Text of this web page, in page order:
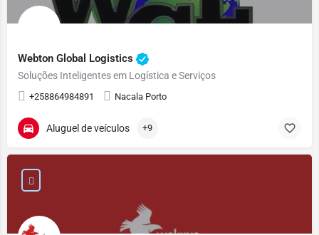
Webton Global Logistics
Soluções Inteligentes em Logística e Serviços
+258864984891 Nacala Porto
Aluguel de veículos +9